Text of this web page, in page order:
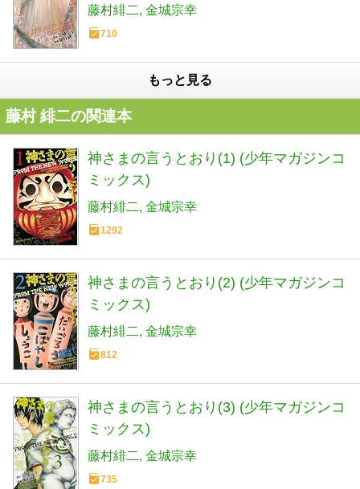
藤村緋二 金城宗幸
710
もっと見る
藤村 緋二の関連本
神さまの言うとおり(1) (少年マガジンコ
ミックス)
藤村緋二 金城宗幸
1292
神さまの言うとおり(2) (少年マガジンコ
ミックス)
藤村緋二 金城宗幸
812
神さまの言うとおり(3) (少年マガジンコ
ミックス)
藤村緋二 金城宗幸
735